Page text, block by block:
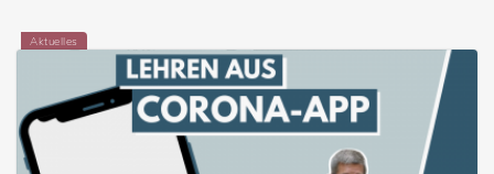
Aktuelles